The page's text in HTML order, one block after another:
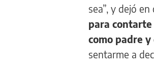
sea”, y dejó
para contarte
como padre y
sentarme a